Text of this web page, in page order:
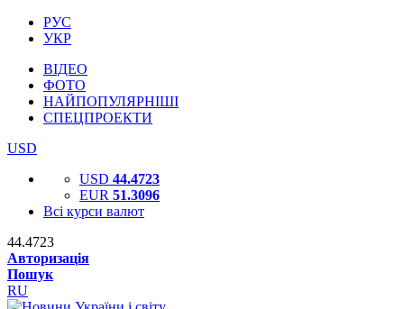
РУС
УКР
ВІДЕО
ФОТО
НАЙПОПУЛЯРНІШІ
СПЕЦПРОЕКТИ
USD
USD 44.4723
EUR 51.3096
Всі курси валют
44.4723
Авторизація
Пошук
RU